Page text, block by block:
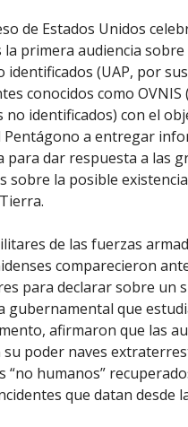
de Estados Unidos
la primera audiencia
identificados (UAP, por
conocidos como OVNIS
no identificados) con el
a entregar
para dar respuesta a las
sobre la posible
de las fuerzas
comparecieron
para declarar sobre un
gubernamental que
afirmaron que las
poder naves
“no humanos”
que datan desde